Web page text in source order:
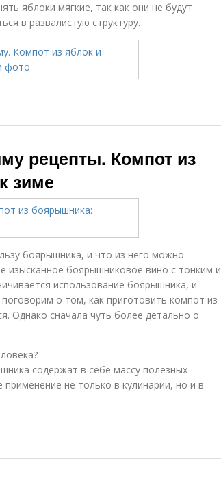
яблоки мягкие, так как они не будут
в развалистую структуру.
рецепты. Компот из
зиме
боярышника, и что из него можно
изысканное боярышниковое вино с тонким и
использование боярышника, и
о том, как приготовить компот из
Однако сначала чуть более детально о
содержат в себе массу полезных
не только в кулинарии, но и в